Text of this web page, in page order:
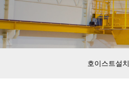
호이스트설치